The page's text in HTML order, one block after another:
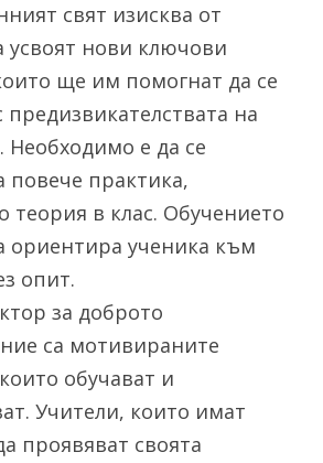
свят изисква от
усвоят нови ключови
ще им помогнат да се
предизвикателствата на
Необходимо е да се
повече практика,
теория в клас. Обучението
ориентира ученика към
опит.
за доброто
са мотивираните
обучават и
Учители, които имат
проявяват своята